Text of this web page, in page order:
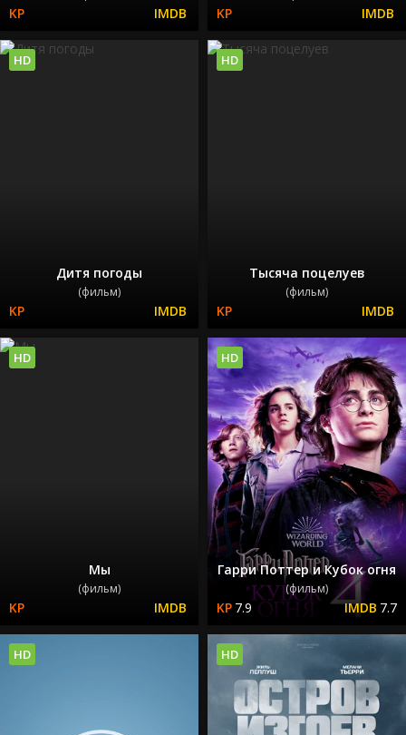
Дитя погоды
(фильм)
HD
Тысяча поцелуев
(фильм)
HD
Мы
(фильм)
HD
Гарри Поттер и Кубок огня
(фильм)
7.9 7.7
HD
HD HD